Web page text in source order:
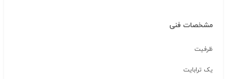
مشخصات فنی
ظرفیت
یک ترابایت